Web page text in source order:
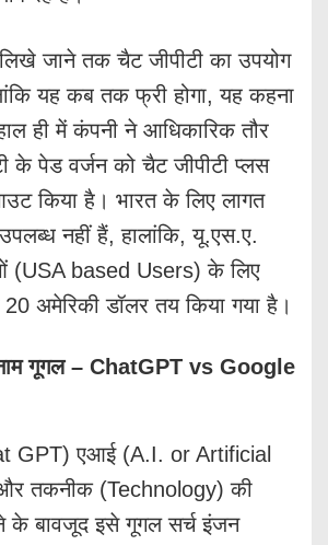
जाने तक चैट जीपीटी का उपयोग
यह कब तक फ्री होगा, यह कहना
ही में कंपनी ने आधिकारिक तौर
के पेड वर्जन को चैट जीपीटी प्लस
किया है। भारत के लिए लागत
नहीं हैं, हालांकि, यू.एस.ए.
(USA based Users) के लिए
अमेरिकी डॉलर तय किया गया है।
गूगल – ChatGPT vs Google
GPT) एआई (A.I. or Artificial
तकनीक (Technology) की
के बावजूद इसे गूगल सर्च इंजन